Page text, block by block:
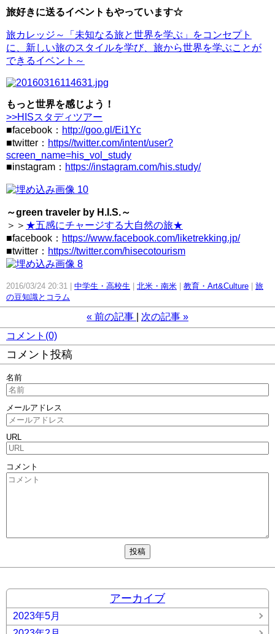
旅好きに送るイベントもやっています☆
旅カレッジ～「未知なる旅と世界を学ぶ」をコンセプト
に、新しい旅のスタイルを学び、旅から世界を学ぶことが
できるイベント～
もっと世界を感じよう！
>>HISスタディツアー
■facebook： http://goo.gl/Ei1Yc
■twitter： https//twitter.com/intent/user?
screen_name=his_vol_study
■instagram： https://instagram.com/his.study/
～green traveler by H.I.S.～
＞＞ ★五感にチャージする大自然の旅★
■facebook： https://www.facebook.com/liketrekking.jp/
■twitter： https://twitter.com/hisecotourism
2016/03/24 20:31 中学生・高校生 北米・南米 教育・Art&Culture
旅
の豆知識とコラム
« 前の記事 次の記事 »
コメント(0)
コメント投稿
名前
メールアドレス
URL
コメント
アーカイブ
2023年5月